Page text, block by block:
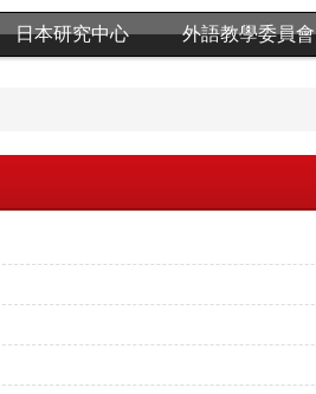
日本研究中心 外語教學委員會